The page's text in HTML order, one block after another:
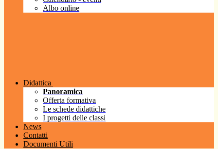
Albo online
Didattica
Panoramica
Offerta formativa
Le schede didattiche
I progetti delle classi
News
Contatti
Documenti Utili